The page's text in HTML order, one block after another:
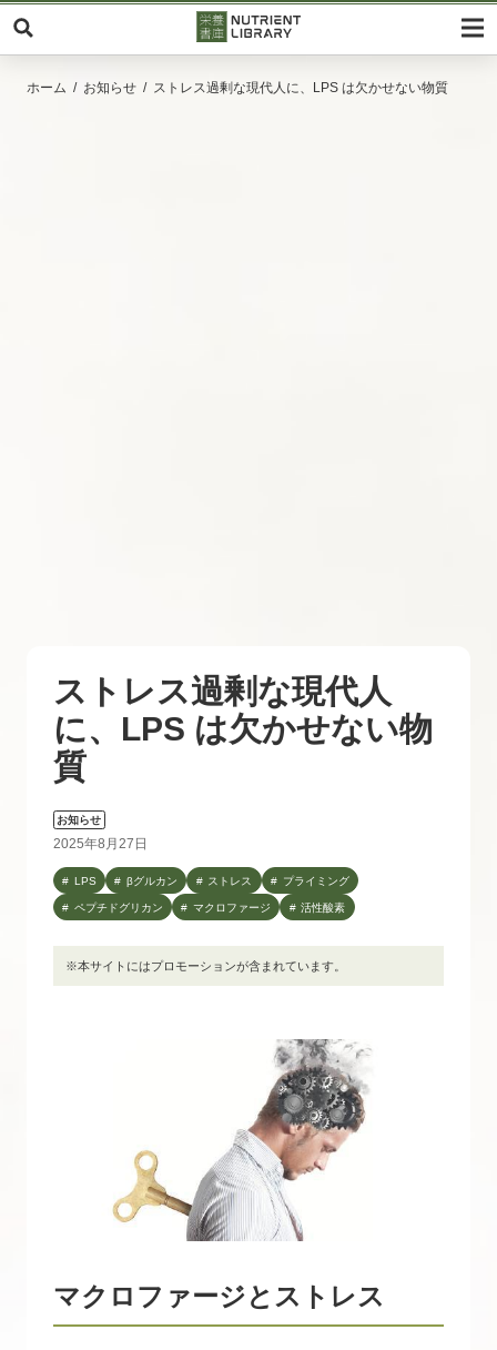
ホーム お知らせ ストレス過剰な現代人に、LPS は欠かせない物質
ストレス過剰な現代人
に、LPS は欠かせない物
質
お知らせ
2025年8月27日
LPS βグルカン ストレス プライミング
ペプチドグリカン マクロファージ 活性酸素
※本サイトにはプロモーションが含まれています。
マクロファージとストレス